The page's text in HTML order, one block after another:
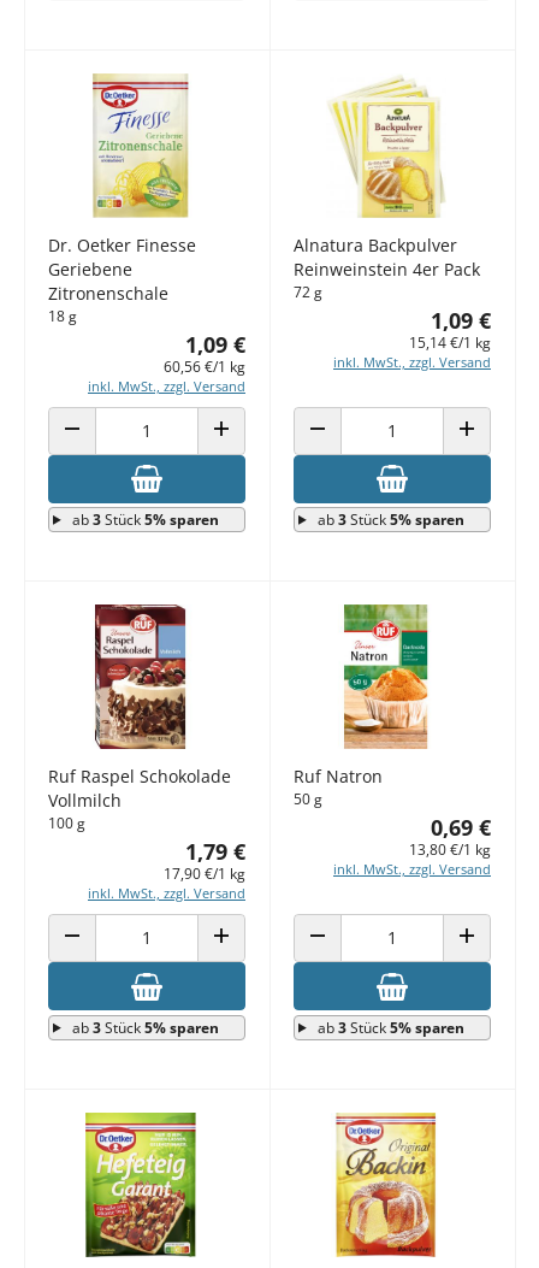
Dr. Oetker Finesse
Geriebene
Zitronenschale
18 g
1,09 €
60,56 €/1 kg
inkl. MwSt., zzgl. Versand
ANZAHL VERRINGERN ANZAHL ERHÖHEN
ab3Stück5% sparen
Alnatura Backpulver
Reinweinstein 4er Pack
72 g
1,09 €
15,14 €/1 kg
inkl. MwSt., zzgl. Versand
ANZAHL VERRINGERN ANZAHL
ab3Stück5% sparen
Ruf Raspel Schokolade
Vollmilch
100 g
1,79 €
17,90 €/1 kg
inkl. MwSt., zzgl. Versand
ANZAHL VERRINGERN ANZAHL ERHÖHEN
ab3Stück5% sparen
Ruf Natron
50 g
0,69 €
13,80 €/1 kg
inkl. MwSt., zzgl. Versand
ANZAHL VERRINGERN ANZAHL
ab3Stück5% sparen